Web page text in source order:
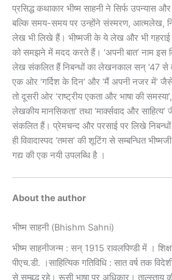
प्रसिद्ध कथाकार भीष्म साहनी ने सिर्फ उपन्यास और
बल्कि समय-समय पर उन्होंने संस्मरण, आत्मलेख,
लेख भी लिखे हैं। भीष्मजी के ये लेख और भी गहराई
को समझने में मदद करते हैं। ‘अपनी बात’ नाम इस
लेख संकलित हैं निबन्धों का लेखनकाल सन् ’47 से
एक ओर ‘गर्दिश के दिन’ और ‘मैं अपनी नजर में’
तो दूसरी ओर ‘राष्ट्रीय एकता और भाषा की
लेखकीय मानसिकता’ तथा ‘मार्क्सवाद और
संकलित हैं। प्रेमचन्द और परसाई पर लिखे
ही विवादास्पद ‘तमस’ की शूटिंग से सम्बन्धित
गद्य की एक नयी उपलब्धि है ।
About the author
भीष्म साहनी (Bhishm Sahni)
भीष्म साहनीजन्म : सन् 1915 रावलपिण्डी में ।
पीएच.डी. ।साहित्यिक गतिविधि : सात वर्ष तक
से सम्बद्ध रहे। रूसी भाषा पर अधिकार। ताल्स्ताय